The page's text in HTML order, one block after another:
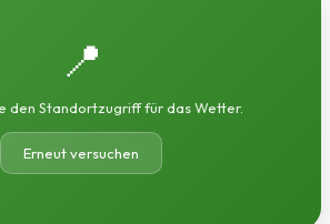
📍
den Standortzugriff für das Wetter.
Erneut versuchen